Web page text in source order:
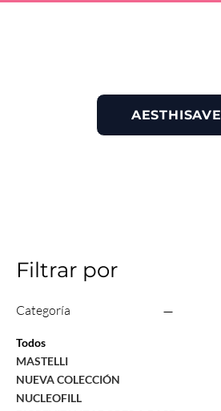
AESTHISAVE
Filtrar por
Categoría
Todos
MASTELLI
NUEVA COLECCIÓN
NUCLEOFILL